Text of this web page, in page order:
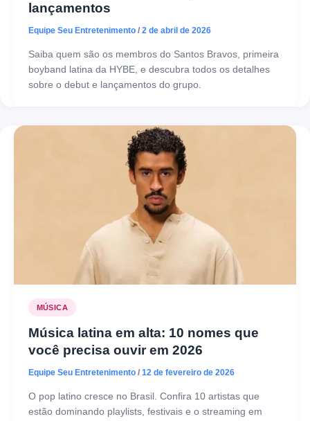
lançamentos
Equipe Seu Entretenimento / 2 de abril de 2026
Saiba quem são os membros do Santos Bravos, primeira
boyband latina da HYBE, e descubra todos os detalhes
sobre o debut e lançamentos do grupo.
MÚSICA
Música latina em alta: 10 nomes que
você precisa ouvir em 2026
Equipe Seu Entretenimento / 12 de fevereiro de 2026
O pop latino cresce no Brasil. Confira 10 artistas que
estão dominando playlists, festivais e o streaming em